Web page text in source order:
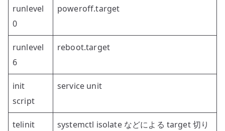
runlevel
0
poweroff.target
runlevel
6
reboot.target
init
script
service unit
telinit
systemctl isolate などによる target 切り